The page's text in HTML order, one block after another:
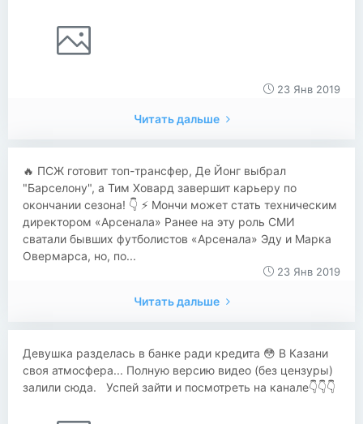
23 Янв 2019
Читать дальше
🔥 ПСЖ готовит топ-трансфер, Де Йонг выбрал
"Барселону", а Тим Ховард завершит карьеру по
окончании сезона! 👇 ⚡ Мончи может стать техническим
директором «Арсенала» Ранее на эту роль СМИ
сватали бывших футболистов «Арсенала» Эду и Марка
Овермарса, но, по...
23 Янв 2019
Читать дальше
Девушка разделась в банке ради кредита 😳 В Казани
своя атмосфера... Полную версию видео (без цензуры)
залили сюда. Успей зайти и посмотреть на канале👇👇👇